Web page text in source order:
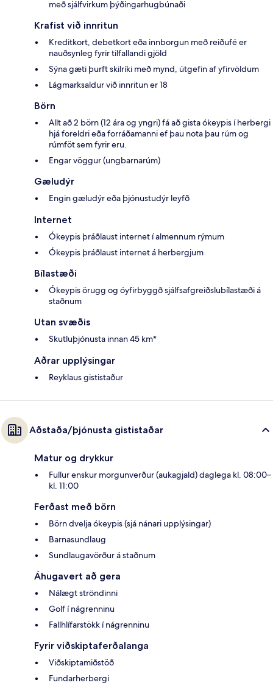
með sjálfvirkum þýðingarhugbúnaði
Krafist við innritun
Kreditkort, debetkort eða innborgun með reiðufé er
nauðsynleg fyrir tilfallandi gjöld
Sýna gæti þurft skilríki með mynd, útgefin af yfirvöldum
Lágmarksaldur við innritun er 18
Börn
Allt að 2 börn (12 ára og yngri) fá að gista ókeypis í herbergi
hjá foreldri eða forráðamanni ef þau nota þau rúm og
rúmföt sem fyrir eru.
Engar vöggur (ungbarnarúm)
Gæludýr
Engin gæludýr eða þjónustudýr leyfð
Internet
Ókeypis þráðlaust internet í almennum rýmum
Ókeypis þráðlaust internet á herbergjum
Bílastæði
Ókeypis örugg og óyfirbyggð sjálfsafgreiðslubílastæði á
staðnum
Utan svæðis
Skutluþjónusta innan 45 km*
Aðrar upplýsingar
Reyklaus gististaður
Aðstaða/þjónusta gististaðar
Matur og drykkur
Fullur enskur morgunverður (aukagjald) daglega kl. 08:00–
kl. 11:00
Ferðast með börn
Börn dvelja ókeypis (sjá nánari upplýsingar)
Barnasundlaug
Sundlaugavörður á staðnum
Áhugavert að gera
Nálægt ströndinni
Golf í nágrenninu
Fallhlífarstökk í nágrenninu
Fyrir viðskiptaferðalanga
Viðskiptamiðstöð
Fundarherbergi